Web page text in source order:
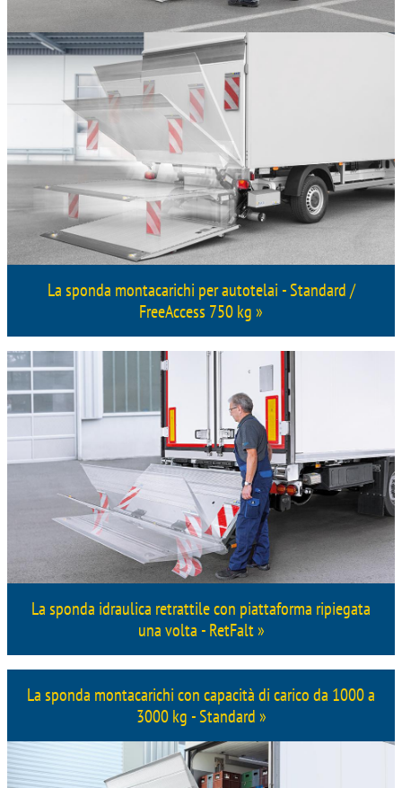
La sponda montacarichi per autotelai - Standard /
FreeAccess 750 kg »
La sponda idraulica retrattile con piattaforma ripiegata
una volta - RetFalt »
La sponda montacarichi con capacità di carico da 1000 a
3000 kg - Standard »